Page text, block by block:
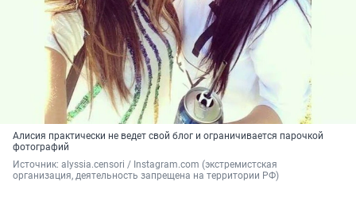
Алисия практически не ведет свой блог и ограничивается парочкой
фотографий
Источник: alyssia.censori / Instagram.com (экстремистская
организация, деятельность запрещена на территории РФ)